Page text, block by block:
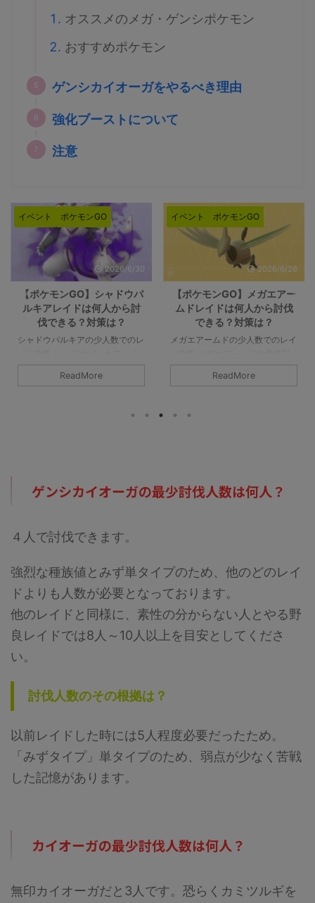
オススメのメガ・ゲンシポケモン
おすすめポケモン
ゲンシカイオーガをやるべき理由
強化ブーストについて
注意
イベント ポケモンGO
2026/6/26
【ポケモンGO】メガエアー
ムドレイドは何人から討伐
できる？対策は？
メガエアームドの少人数でのレイ
伐人数は8人以上です。シールド
を破るのが8人であって、参加者
ールドが8枚）です。記事作成段
討伐人数のその根拠は？ 「メガ
ガエアームドはシールドが8枚 ...
ReadMore
イベント ポケモンGO
2026/5/28
【ポケモンGO】メガミュウ
ツーYレイドは何人から討伐
できる？対策は？
メガミュウツーYの少人数でのレ
様に最低討伐人数は12人以上で
す。あくまで最低限挑めるのが12
12枚）です。記事作成段階では予
ウツーYはシールドが ...
ReadMore
ゲンシカイオーガの最少討伐人数は何人？
４人で討伐できます。
強烈な種族値とみず単タイプのため、他のどのレイ
ドよりも人数が必要となっております。
他のレイドと同様に、素性の分からない人とやる野
良レイドでは8人～10人以上を目安としてくださ
い。
討伐人数のその根拠は？
以前レイドした時には5人程度必要だったため。
「みずタイプ」単タイプのため、弱点が少なく苦戦
した記憶があります。
カイオーガの最少討伐人数は何人？
無印カイオーガだと3人です。恐らくカミツルギを